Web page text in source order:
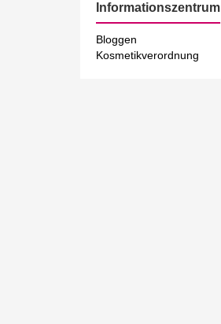
Informationszentrum
Bloggen
Kosmetikverordnung